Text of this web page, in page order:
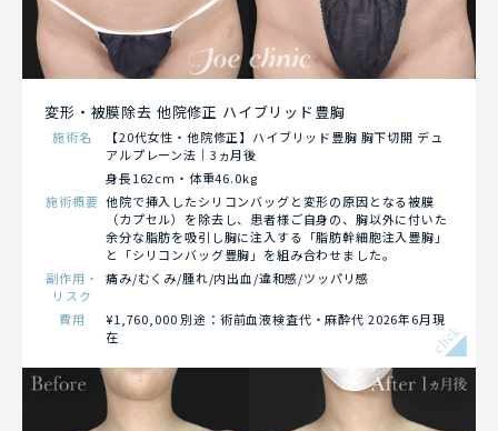
変形・被膜除去 他院修正 ハイブリッド豊胸
施術名
【20代女性・他院修正】ハイブリッド豊胸 胸下切開 デュ
アルプレーン法｜3ヵ月後
身長162cm・体重46.0kg
施術概要 他院で挿入したシリコンバッグと変形の原因となる被膜
（カプセル）を除去し、患者様ご自身の、胸以外に付いた
余分な脂肪を吸引し胸に注入する「脂肪幹細胞注入豊胸」
と「シリコンバッグ豊胸」を組み合わせました。
副作用・
リスク
痛み/むくみ/腫れ/内出血/違和感/ツッパリ感
費用
¥1,760,000 別途：術前血液検査代・麻酔代 2026年6月現
在
click